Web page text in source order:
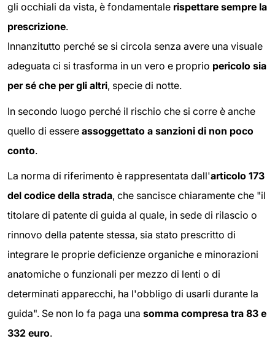
gli occhiali da vista, è fondamentale rispettare sempre la
prescrizione.
Innanzitutto perché se si circola senza avere una visuale
adeguata ci si trasforma in un vero e proprio pericolo sia
per sé che per gli altri, specie di notte.
In secondo luogo perché il rischio che si corre è anche
quello di essere assoggettato a sanzioni di non poco
conto.
La norma di riferimento è rappresentata dall'articolo 173
del codice della strada, che sancisce chiaramente che "il
titolare di patente di guida al quale, in sede di rilascio o
rinnovo della patente stessa, sia stato prescritto di
integrare le proprie deficienze organiche e minorazioni
anatomiche o funzionali per mezzo di lenti o di
determinati apparecchi, ha l'obbligo di usarli durante la
guida". Se non lo fa paga una somma compresa tra 83 e
332 euro.